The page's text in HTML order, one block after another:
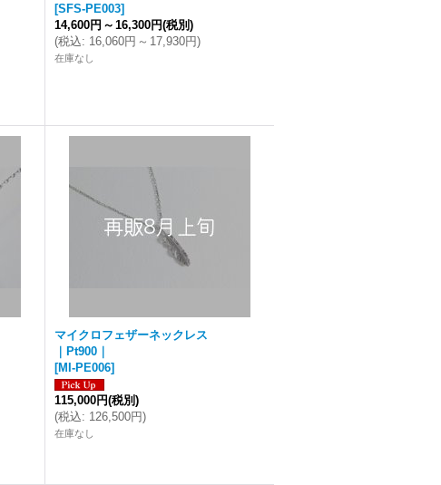
[SFS-PE003]
14,600円 ～ 16,300円(税別)
(税込: 16,060円 ～ 17,930円)
在庫なし
マイクロフェザーネックレス
｜Pt900｜
[MI-PE006]
115,000円(税別)
(税込: 126,500円)
在庫なし